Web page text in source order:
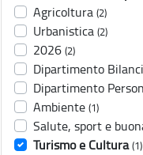
Agricoltura (2)
Urbanistica (2)
2026 (2)
Dipartimento
Dipartimento
Ambiente (1)
Salute, sport e
Turismo e Cultura (1)